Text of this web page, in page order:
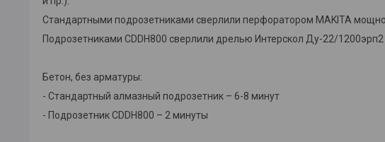
Стандартными подрозетниками сверлили перфоратором MAKITA
Подрозетниками CDDH800 сверлили дрелью Интерскол Ду-22/
Бетон, без арматуры:
- Стандартный алмазный подрозетник – 6-8 минут
- Подрозетник CDDH800 – 2 минуты